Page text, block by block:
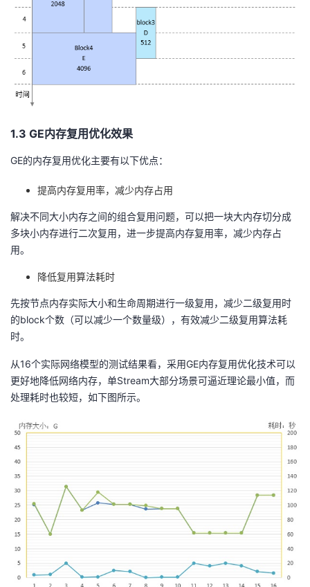
1.3 GE内存复用优化效果
GE的内存复用优化主要有以下优点：
提高内存复用率，减少内存占用
解决不同大小内存之间的组合复用问题，可以把一块大内存切分成
多块小内存进行二次复用，进一步提高内存复用率，减少内存占
用。
降低复用算法耗时
先按节点内存实际大小和生命周期进行一级复用，减少二级复用时
的block个数（可以减少一个数量级），有效减少二级复用算法耗
时。
从16个实际网络模型的测试结果看，采用GE内存复用优化技术可以
更好地降低网络内存，单Stream大部分场景可逼近理论最小值，而
处理耗时也较短，如下图所示。